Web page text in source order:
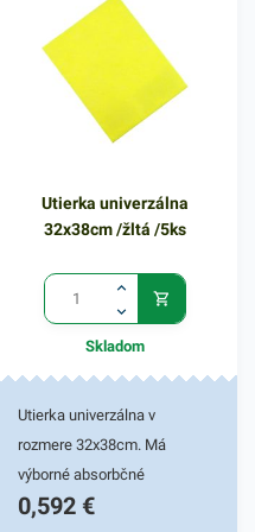
tovare. Svoje využitie si nájdu
aj v domácnostiach. 100%
recyklovateľné. Praktické
odtrhávacie rolky.Počet
kusov v balení: 250
22+12x40cmFarba:
transparentná
Utierka univerzálna
32x38cm /žltá /5ks
Skladom
Utierka univerzálna v
rozmere 32x38cm. Má
výborné absorbčné
vlastnosti. Používa sa na
0,592 €